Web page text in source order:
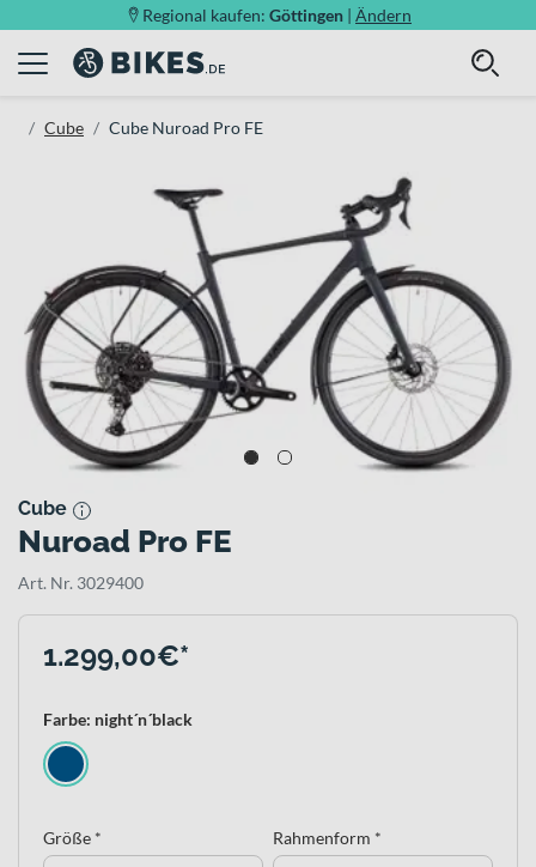
Regional kaufen: Göttingen | Ändern
Cube Cube Nuroad Pro FE
Cube
Nuroad Pro FE
Art. Nr. 3029400
1.299,00€*
Farbe: night´n´black
Größe * Rahmenform *